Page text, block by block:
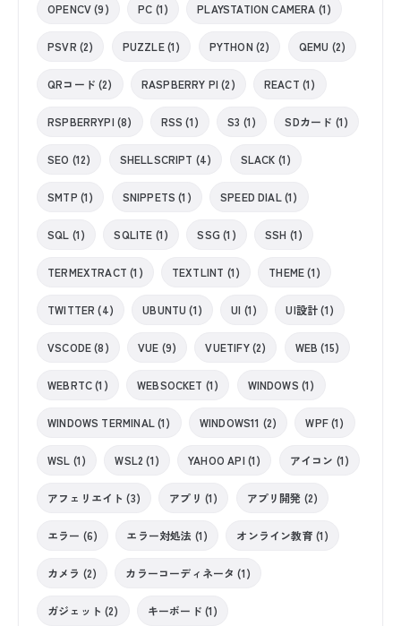
OPENCV (9) PC (1) PLAYSTATION CAMERA (1)
PSVR (2) PUZZLE (1) PYTHON (2) QEMU (2)
QRコード (2) RASPBERRY PI (2) REACT (1)
RSPBERRYPI (8) RSS (1) S3 (1) SDカード (1)
SEO (12) SHELLSCRIPT (4) SLACK (1)
SMTP (1) SNIPPETS (1) SPEED DIAL (1)
SQL (1) SQLITE (1) SSG (1) SSH (1)
TERMEXTRACT (1) TEXTLINT (1) THEME (1)
TWITTER (4) UBUNTU (1) UI (1) UI設計 (1)
VSCODE (8) VUE (9) VUETIFY (2) WEB (15)
WEBRTC (1) WEBSOCKET (1) WINDOWS (1)
WINDOWS TERMINAL (1) WINDOWS11 (2) WPF (1)
WSL (1) WSL2 (1) YAHOO API (1) アイコン (1)
アフェリエイト (3) アプリ (1) アプリ開発 (2)
エラー (6) エラー対処法 (1) オンライン教育 (1)
カメラ (2) カラーコーディネータ (1)
ガジェット (2) キーボード (1)